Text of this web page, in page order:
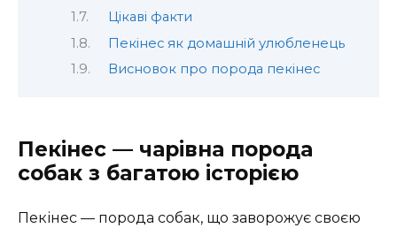
Цікаві факти
Пекінес як домашній улюбленець
Висновок про порода пекінес
Пекінес — чарівна порода
собак з багатою історією
Пекінес — порода собак, що заворожує своєю